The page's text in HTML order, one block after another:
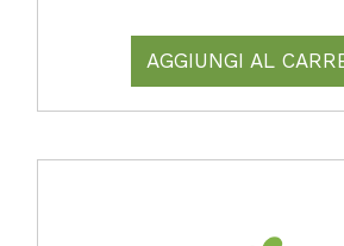
AGGIUNGI AL